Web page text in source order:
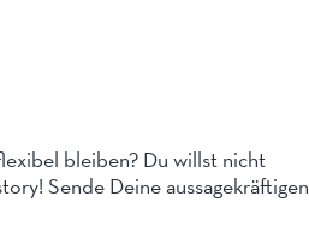
bleiben? Du willst nicht
Sende Deine aussagekräftigen